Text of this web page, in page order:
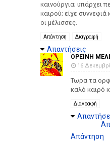
καινούργια; υπάρχει
καιρού; είχε
οι μέλισσες.
Απάντηση Διαγραφή
Απαντήσεις
ΟΡΕΙΝΉ
16
Τωρα τα
καλό καιρό
Διαγραφή
Απάντηση